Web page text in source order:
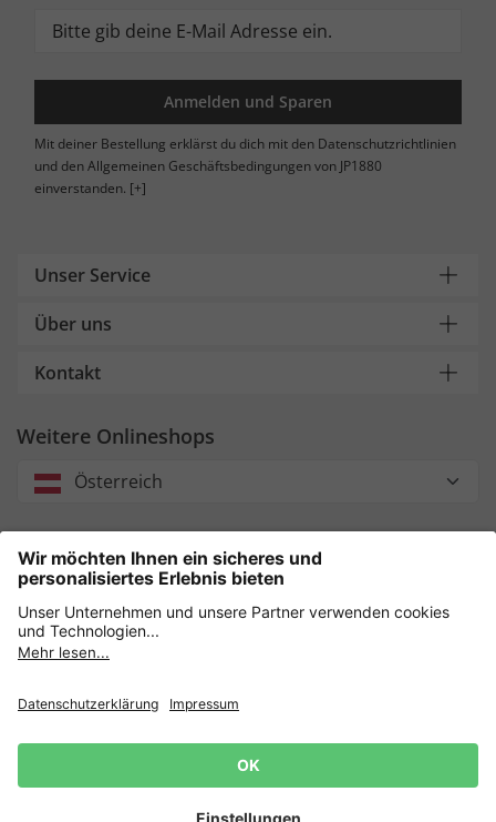
Anmelden und Sparen
Mit deiner Bestellung erklärst du dich mit den Datenschutzrichtlinien
und den Allgemeinen Geschäftsbedingungen von JP1880
einverstanden. [+]
Unser Service
Über uns
Kontakt
Weitere Onlineshops
Österreich
Unsere Zahlungsarten
Sicher einkaufen mit
Datenschutz AGB Impressum Widerruf erklären